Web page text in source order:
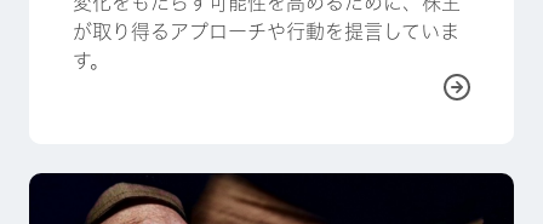
が取り得るアプローチや行動を提言していま
す。
詳しく